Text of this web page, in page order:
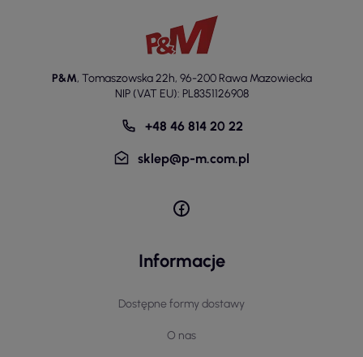
P&M, Tomaszowska 22h, 96-200 Rawa Mazowiecka
NIP (VAT EU): PL8351126908
+48 46 814 20 22
sklep@p-m.com.pl
Informacje
Dostępne formy dostawy
O nas